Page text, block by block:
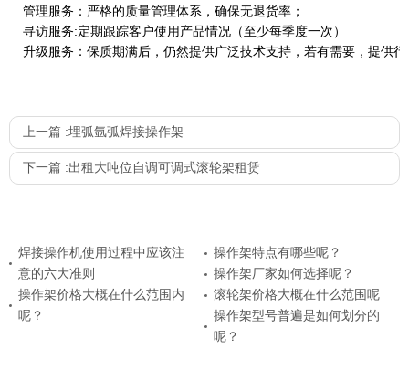
管理服务：严格的质量管理体系，确保无退货率；
寻访服务:定期跟踪客户使用产品情况（至少每季度一次）
升级服务：保质期满后，仍然提供广泛技术支持，若有需要，提供
上一篇 :埋弧氩弧焊接操作架
下一篇 :出租大吨位自调可调式滚轮架租赁
焊接操作机使用过程中应该注
意的六大准则
操作架特点有哪些呢？
操作架厂家如何选择呢？
操作架价格大概在什么范围内
呢？
滚轮架价格大概在什么范围呢
操作架型号普遍是如何划分的
呢？